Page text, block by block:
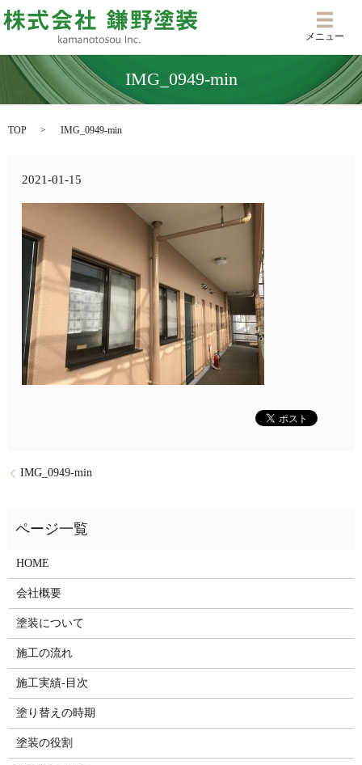
メニ
メニュー
IMG_0949-min
TOP IMG_0949-min
2021-01-15
IMG_0949-min
HOME
会社概要
塗装について
施工の流れ
施工実績-目次
塗り替えの時期
塗装の役割